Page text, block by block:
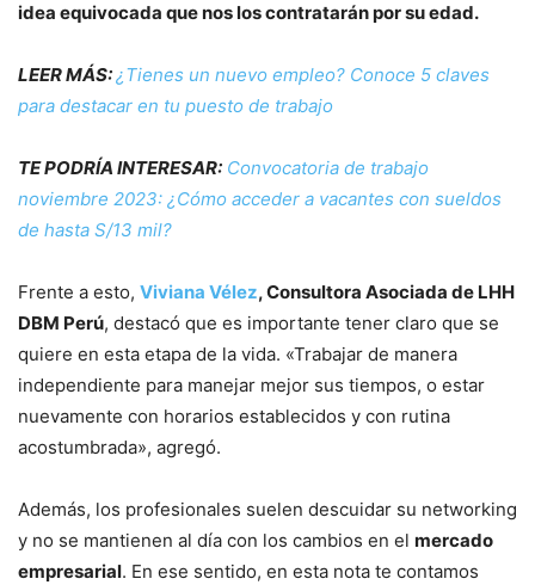
idea equivocada que nos los contratarán por su edad.
LEER MÁS:¿Tienes un nuevo empleo? Conoce 5 claves
para destacar en tu puesto de trabajo
TE PODRÍA INTERESAR: Convocatoria de trabajo
noviembre 2023: ¿Cómo acceder a vacantes con sueldos
de hasta S/13 mil?
Frente a esto, Viviana Vélez, Consultora Asociada de LHH
DBM Perú, destacó que es importante tener claro que se
quiere en esta etapa de la vida. «Trabajar de manera
independiente para manejar mejor sus tiempos, o estar
nuevamente con horarios establecidos y con rutina
acostumbrada», agregó.
Además, los profesionales suelen descuidar su networking
y no se mantienen al día con los cambios en el mercado
empresarial. En ese sentido, en esta nota te contamos